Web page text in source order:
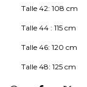
Talle 42: 108 cm
Talle 44 : 115 cm
Talle 46: 120 cm
Talle 48: 125 cm